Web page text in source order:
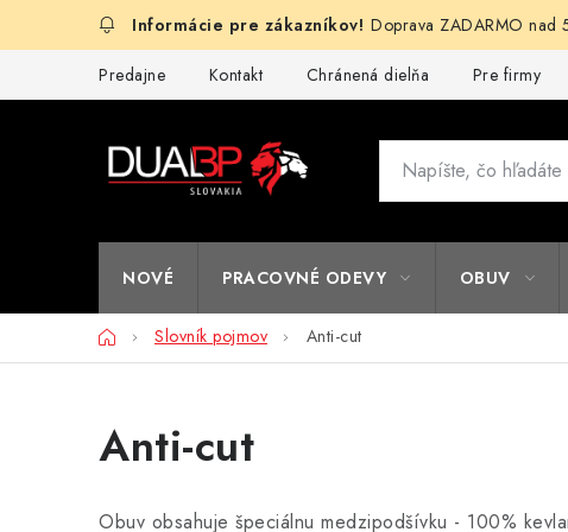
Doprava ZADARMO nad
Predajne Kontakt Chránená dielňa Pre firmy
NOVÉ PRACOVNÉ ODEVY OBUV
DomovSlovník pojmov Anti-cut
Anti-cut
Obuv obsahuje špeciálnu medzipodšívku - 100%